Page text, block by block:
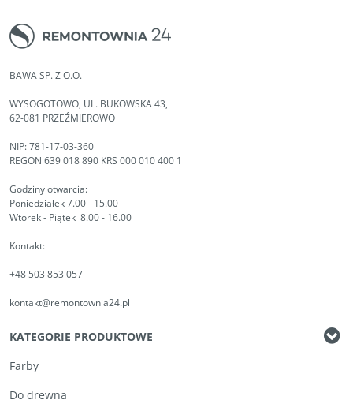
BAWA SP. Z O.O.
WYSOGOTOWO, UL. BUKOWSKA 43,
62-081 PRZEŹMIEROWO
NIP: 781-17-03-360
REGON 639 018 890 KRS 000 010 400 1
Godziny otwarcia:
Poniedziałek 7.00 - 15.00
Wtorek - Piątek 8.00 - 16.00
Kontakt:
+48 503 853 057
kontakt@remontownia24.pl
KATEGORIE PRODUKTOWE
Farby
Do drewna